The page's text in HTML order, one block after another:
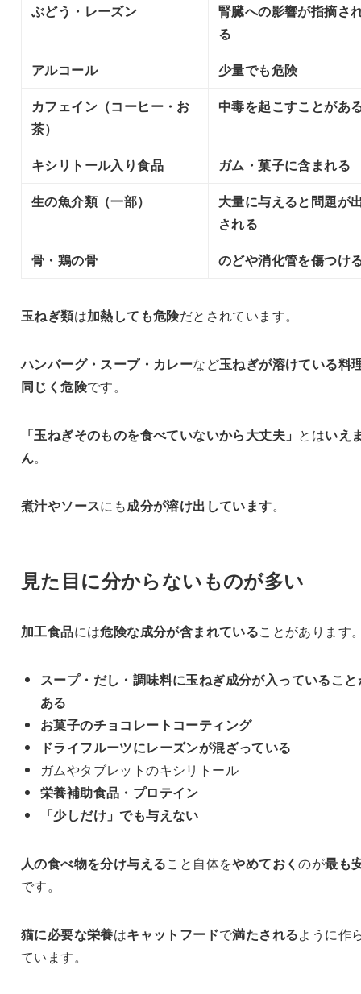
ぶどう・レーズン
腎臓への影響が指摘さ
る
アルコール
少量でも危険
カフェイン（コーヒー・お
茶）
中毒を起こすことがあ
キシリトール入り食品
ガム・菓子に含まれる
生の魚介類（一部）
大量に与えると問題が
される
骨・鶏の骨
のどや消化管を傷つけ
玉ねぎ類は加熱しても危険だとされています。
ハンバーグ・スープ・カレーなど玉ねぎが溶けている料
同じく危険です。
「玉ねぎそのものを食べていないから大丈夫」 とはいえ
ん。
煮汁やソースにも成分が溶け出しています。
見た目に分からないものが多い
加工食品には危険な成分が含まれていることがあります
スープ・だし・調味料に玉ねぎ成分が入っていること
ある
お菓子のチョコレートコーティング
ドライフルーツにレーズンが混ざっている
ガムやタブレットのキシリトール
栄養補助食品・プロテイン
「少しだけ」でも与えない
人の食べ物を分け与えること自体をやめておくのが最も
です。
猫に必要な栄養はキャットフードで満たされるように作
ています。